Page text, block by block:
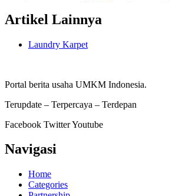
Artikel Lainnya
Laundry Karpet
Portal berita usaha UMKM Indonesia.
Terupdate – Terpercaya – Terdepan
Facebook TwitterYoutube
Navigasi
Home
Categories